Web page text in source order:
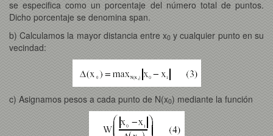
se especifica como un porcentaje del número total de puntos.
Dicho porcentaje se denomina span.
b) Calculamos la mayor distancia entre x0 y cualquier punto en su
vecindad:
c) Asignamos pesos a cada punto de N(x0) mediante la función